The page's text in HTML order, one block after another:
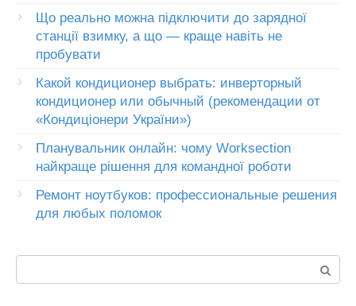
Що реально можна підключити до зарядної
станції взимку, а що — краще навіть не
пробувати
Какой кондиционер выбрать: инверторный
кондиционер или обычный (рекомендации от
«Кондиціонери України»)
Планувальник онлайн: чому Worksection
найкраще рішення для командної роботи
Ремонт ноутбуков: профессиональные решения
для любых поломок